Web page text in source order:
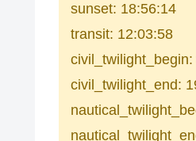
sunset: 18:56:14
transit: 12:03:58
civil_twilight_end: